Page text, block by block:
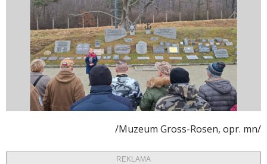
/Muzeum Gross-Rosen, opr. mn/
REKLAMA